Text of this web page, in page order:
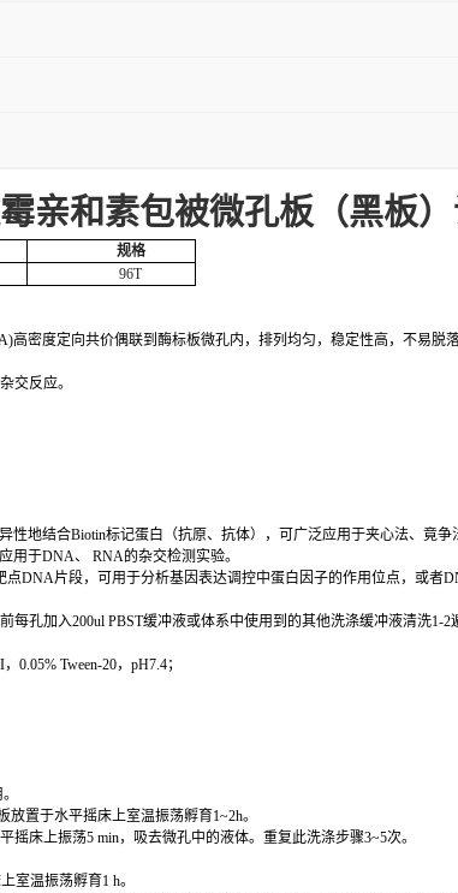
亲和素包被微孔板（黑板
规格
96T
高密度定向共价偶联到酶标板微孔内，排列均匀，稳定性高，不易脱
交反应。
性地结合Biotin标记蛋白（抗原、抗体），可广泛应用于夹心法、竟争
用于DNA、 RNA的杂交检测实验。
DNA片段，可用于分析基因表达调控中蛋白因子的作用位点，或者
孔加入200ul PBST缓冲液或体系中使用到的其他洗涤缓冲液清洗1-2
0.05% Tween-20，pH7.4；
置于水平摇床上室温振荡孵育1~2h。
床上振荡5 min，吸去微孔中的液体。重复此洗涤步骤3~5次。
室温振荡孵育1 h。